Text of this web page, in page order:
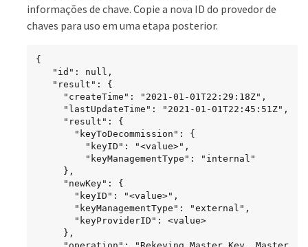
informações de chave. Copie a nova ID do provedor de
chaves para uso em uma etapa posterior.
{